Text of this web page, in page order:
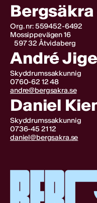
Org. nr: 559452-6492
Mossippevägen 16
597 32 Åtvidaberg
André
Skyddrumssakkunnig
0760-62 12 48
andre@bergsakra.se
Daniel
Skyddrumssakkunnig
0736-45 21 12
daniel@bergsakra.se